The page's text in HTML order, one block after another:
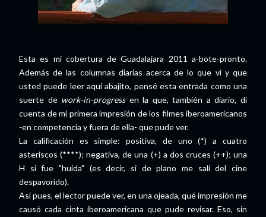
Esta es mi cobertura de Guadalajara 2011 a-bote-pronto.
Además de las columnas diarias acerca de lo que vi y que
usted puede leer aquí abajito, pensé esta entrada como una
suerte de work-in-progressen la que, también a diario, di
cuenta de mi primera impresión de los filmes iberoamericanos
-en competencia y fuera de ella- que pude ver.
La calificación es simple: positiva, de uno (*) a cuatro
asteriscos (****); negativa, de una (+) a dos cruces (++); una
H si fue "huída" (es decir, si de plano me salí del cine
despavorido).
Así pues, el lector puede ver, en una ojeada, qué impresión me
causó cada cinta iberoamericana que pude revisar. Eso, sin